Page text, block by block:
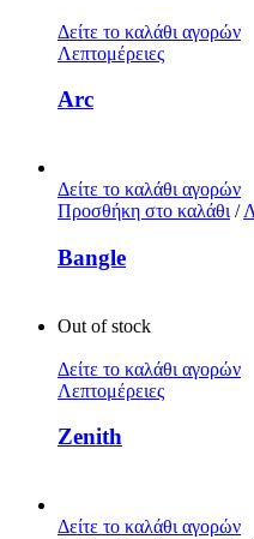
Δείτε το καλάθι αγορών
Λεπτομέρειες
Arc
Δείτε το καλάθι αγορών
Προσθήκη στο καλάθι /
Bangle
Out of stock
Δείτε το καλάθι αγορών
Λεπτομέρειες
Zenith
Δείτε το καλάθι αγορών